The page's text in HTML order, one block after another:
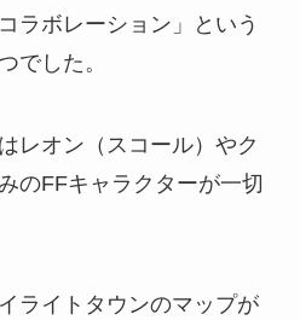
ラボレーション」という
でした。
レオン（スコール）やク
のFFキャラクターが一切
ライトタウンのマップが